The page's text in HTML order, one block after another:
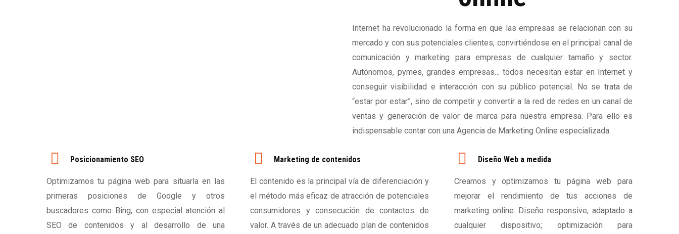
Internet ha revolucionado la forma en que las empresas se relacionan con su
mercado y con sus potenciales clientes, convirtiéndose en el principal canal de
comunicación y marketing para empresas de cualquier tamaño y sector.
Autónomos, pymes, grandes empresas… todos necesitan estar en Internet y
conseguir visibilidad e interacción con su público potencial. No se trata de
“estar por estar”, sino de competir y convertir a la red de redes en un canal de
ventas y generación de valor de marca para nuestra empresa. Para ello es
indispensable contar con una Agencia de Marketing Online especializada.
Posicionamiento SEO
Optimizamos tu página web para situarla en las
primeras posiciones de Google y otros
buscadores como Bing, con especial atención al
SEO de contenidos y al desarrollo de una
Marketing de contenidos
El contenido es la principal vía de diferenciación y
el método más eficaz de atracción de potenciales
consumidores y consecución de contactos de
valor. A través de un adecuado plan de contenidos
Diseño Web a medida
Creamos y optimizamos tu página web para
mejorar el rendimiento de tus acciones de
marketing online: Diseño responsive, adaptado a
cualquier dispositivo; optimización para